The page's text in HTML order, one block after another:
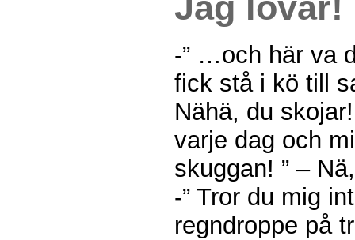
-” …och här va
fick stå i kö till
Nähä, du
varje dag och
skuggan! ” –
-” Tror du mig
regndroppe på